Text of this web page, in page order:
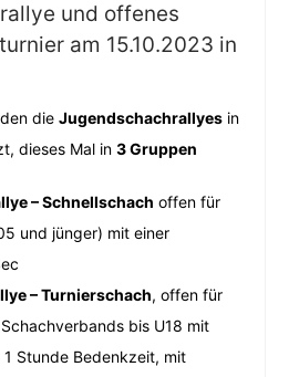
und offenes
am 15.10.2023 in
die Jugendschachrallyes in
dieses Mal in 3 Gruppen
– Schnellschach offen für
und jünger) mit einer
– Turnierschach, offen für
bis U18 mit
Stunde Bedenkzeit, mit